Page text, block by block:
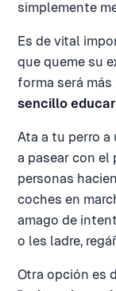
simplemente
Es de vital
que queme su
forma será
sencillo
Ata a tu perro a
a pasear con el
personas
coches en
amago de
o les ladre,
Otra opción es